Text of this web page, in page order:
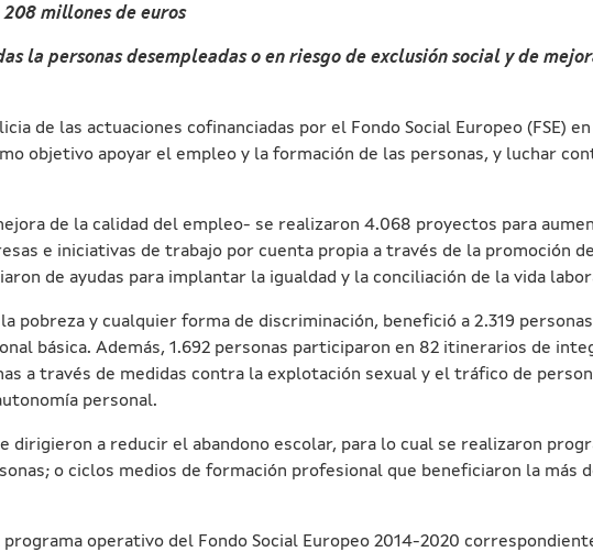
millones de euros
la personas desempleadas o en riesgo de exclusión social y de
de las actuaciones cofinanciadas por el Fondo Social Europeo (FSE) en
objetivo apoyar el empleo y la formación de las personas, y luchar
de la calidad del empleo- se realizaron 4.068 proyectos para
e iniciativas de trabajo por cuenta propia a través de la promoción
de ayudas para implantar la igualdad y la conciliación de la vida
pobreza y cualquier forma de discriminación, benefició a 2.319
básica. Además, 1.692 personas participaron en 82 itinerarios de
a través de medidas contra la explotación sexual y el tráfico de
personal.
dirigieron a reducir el abandono escolar, para lo cual se realizaron
o ciclos medios de formación profesional que beneficiaron la más
operativo del Fondo Social Europeo 2014-2020